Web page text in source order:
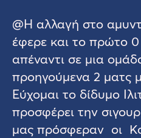
@Η αλλαγή στο
έφερε και το πρώτο
απέναντι σε μια
προηγούμενα 2
Εύχομαι το δίδυμο
προσφέρει την
μας πρόσφεραν οι